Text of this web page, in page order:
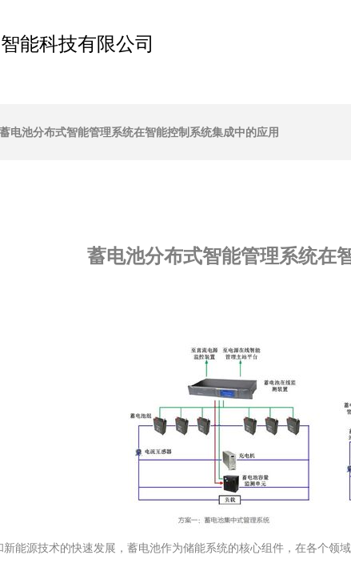
能科技有限公司
蓄电池分布式智能管理系统在智能控制系统集成中的应用
蓄电池分布式智能管理系统在
新能源技术的快速发展，蓄电池作为储能系统的核心组件，在各个